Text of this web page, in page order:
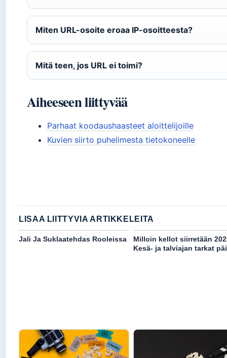
Miten URL-osoite eroaa IP-osoitteesta?
Mitä teen, jos URL ei toimi?
Aiheeseen liittyvää
Parhaat koodaushaasteet aloittelijoille
Kuvien siirto puhelimesta tietokoneelle
LISAA LIITTYVIA ARTIKKELEITA
Jali Ja Suklaatehdas Rooleissa
Milloin kellot siirretään
Kesä- ja talviajan tarkat